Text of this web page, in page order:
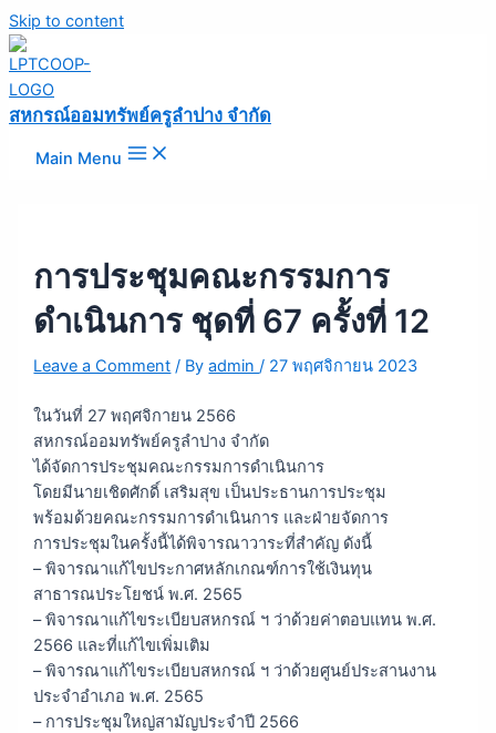
Skip to content
สหกรณ์ออมทรัพย์ครูลำปาง จำกัด
Main Menu
การประชุมคณะกรรมการ
ดำเนินการ ชุดที่ 67 ครั้งที่ 12
Leave a Comment / Byadmin/ 27 พฤศจิกายน 2023
ในวันที่ 27 พฤศจิกายน 2566
สหกรณ์ออมทรัพย์ครูลำปาง จำกัด
ได้จัดการประชุมคณะกรรมการดำเนินการ
โดยมีนายเชิดศักดิ์ เสริมสุข เป็นประธานการประชุม
พร้อมด้วยคณะกรรมการดำเนินการ และฝ่ายจัดการ
การประชุมในครั้งนี้ได้พิจารณาวาระที่สำคัญ ดังนี้
– พิจารณาแก้ไขประกาศหลักเกณฑ์การใช้เงินทุน
สาธารณประโยชน์ พ.ศ. 2565
– พิจารณาแก้ไขระเบียบสหกรณ์ ฯ ว่าด้วยค่าตอบแทน พ.ศ.
2566 และที่แก้ไขเพิ่มเติม
– พิจารณาแก้ไขระเบียบสหกรณ์ ฯ ว่าด้วยศูนย์ประสานงาน
ประจำอำเภอ พ.ศ. 2565
– การประชุมใหญ่สามัญประจำปี 2566